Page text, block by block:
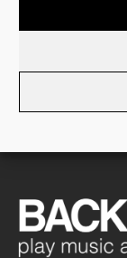
NC060 ROTO